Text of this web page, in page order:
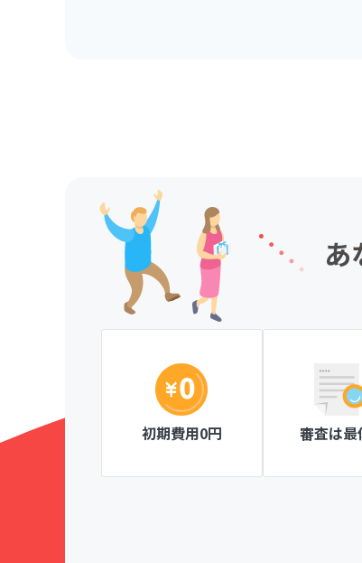
あ
初期費用0円 審査は最
ページ作成が簡単な操作ででき、
にも安心です。
Knitty member's club ニッティメンバ